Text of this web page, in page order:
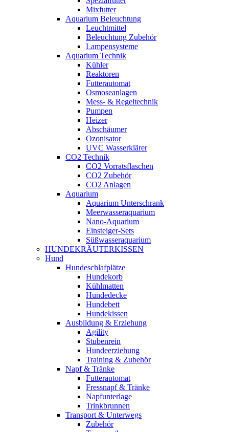
Mixfutter
Aquarium Beleuchtung
Leuchtmittel
Beleuchtung Zubehör
Lampensysteme
Aquarium Technik
Kühler
Reaktoren
Futterautomat
Osmoseanlagen
Mess- & Regeltechnik
Pumpen
Heizer
Abschäumer
Ozonisator
UVC Wasserklärer
CO2 Technik
CO2 Vorratsflaschen
CO2 Zubehör
CO2 Anlagen
Aquarium
Aquarium Unterschrank
Meerwasseraquarium
Nano-Aquarium
Einsteiger-Sets
Süßwasseraquarium
HUNDEKRÄUTERKISSEN
Hund
Hundeschlafplätze
Hundekorb
Kühlmatten
Hundedecke
Hundebett
Hundekissen
Ausbildung & Erziehung
Agility
Stubenrein
Hundeerziehung
Training & Zubehör
Napf & Tränke
Futterautomat
Fressnapf & Tränke
Napfunterlage
Trinkbrunnen
Transport & Unterwegs
Zubehör